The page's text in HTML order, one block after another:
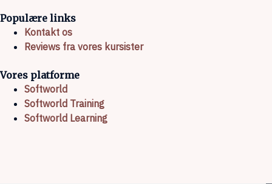
Populære links
Kontakt os
Reviews fra vores kursister
Vores platforme
Softworld
Softworld Training
Softworld Learning